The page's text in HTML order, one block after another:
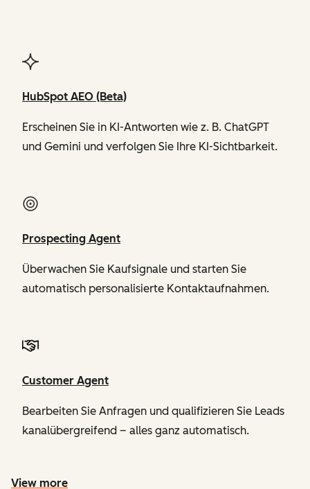
HubSpot AEO (Beta)
Erscheinen Sie in KI-Antworten wie z. B. ChatGPT
und Gemini und verfolgen Sie Ihre KI-Sichtbarkeit.
Prospecting Agent
Überwachen Sie Kaufsignale und starten Sie
automatisch personalisierte Kontaktaufnahmen.
Customer Agent
Bearbeiten Sie Anfragen und qualifizieren Sie Leads
kanalübergreifend – alles ganz automatisch.
View more